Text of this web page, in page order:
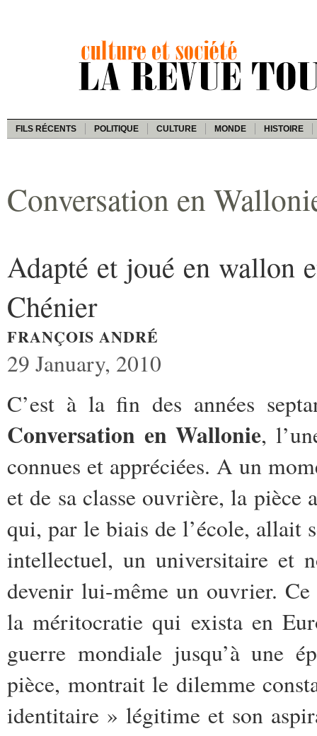
FILS RÉCENTS POLITIQUE CULTURE MONDE HISTOIRE
Conversation en
Adapté et joué en wallon
Chénier
FRANÇOIS ANDRÉ
29 January, 2010
C’est à la fin des années
Conversation en Wallonie,
connues et appréciées. A un
et de sa classe ouvrière, la pièce
qui, par le biais de l’école, allait
intellectuel, un universitaire et
devenir lui-même un ouvrier.
la méritocratie qui exista en
guerre mondiale jusqu’à une
pièce, montrait le dilemme
identitaire » légitime et son